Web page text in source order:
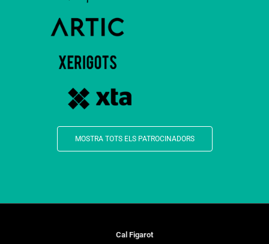
MOSTRA TOTS ELS PATROCINADORS
Cal Figarot